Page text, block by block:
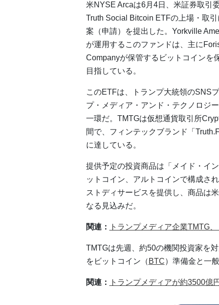
米NYSE Arcaは6月4日、米証券取引
Truth Social Bitcoin ETFの上場・取
案（申請）を提出した。Yorkville
が運用するこのファンドは、主に
Companyが保管するビットコインを
目指している。
このETFは、トランプ大統領のSNS
プ・メディア・アンド・テクノロジ
一環だ。TMTGは仮想通貨取引所
間で、フィンテックブランド「
に達している。
提供予定の投資商品は「メイド・イ
ットコイン、アルトコインで構成さ
ストディサービスを提供し、商品は
なる見込みだ。
関連： トランプメディア企業TMTG
TMTGは先週、約50の機関投資家を
をビットコイン（ BTC）準備金と一
関連： トランプメディアが約3500億